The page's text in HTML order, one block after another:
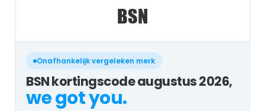
BSN
Onafhankelijk vergeleken merk
BSN kortingscode augustus 2026,
we got you.